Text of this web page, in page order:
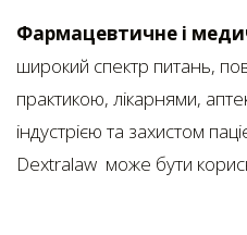
Фармацевтичне і
широкий спектр питань,
практикою, лікарнями,
індустрією та захистом
Dextralaw може бути